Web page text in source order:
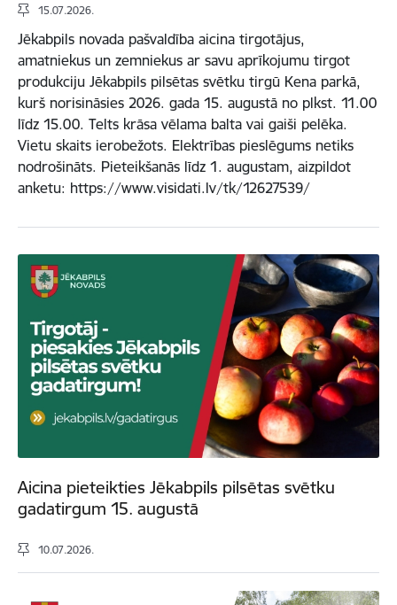
15.07.2026.
Jēkabpils novada pašvaldība aicina tirgotājus,
amatniekus un zemniekus ar savu aprīkojumu tirgot
produkciju Jēkabpils pilsētas svētku tirgū Kena parkā,
kurš norisināsies 2026. gada 15. augustā no plkst. 11.00
līdz 15.00. Telts krāsa vēlama balta vai gaiši pelēka.
Vietu skaits ierobežots. Elektrības pieslēgums netiks
nodrošināts. Pieteikšanās līdz 1. augustam, aizpildot
anketu: https://www.visidati.lv/tk/12627539/
Aicina pieteikties Jēkabpils pilsētas svētku
gadatirgum 15. augustā
10.07.2026.